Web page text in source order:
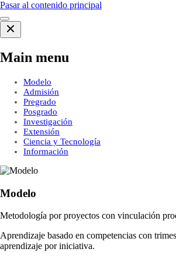
Pasar al contenido principal
Main menu
Modelo
Admisión
Pregrado
Posgrado
Investigación
Extensión
Ciencia y Tecnología
Información
Modelo
Metodología por proyectos con vinculación
Aprendizaje basado en competencias con
aprendizaje por iniciativa.